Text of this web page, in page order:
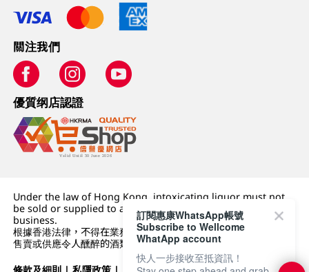
關注我們
優質纲店認證
Under the law of Hong Kong, intoxicating liquor must not
be sold or supplied to a minor (under 18) in the course of
business.
根據香港法律，不得在業務過程中，向未成年人 (18 歲以下人士)
售賣或供應令人醺醉的酒類。
訂閱惠康WhatsApp帳號
Subscribe to Wellcome
WhatApp account
快人一步接收至抵資訊！